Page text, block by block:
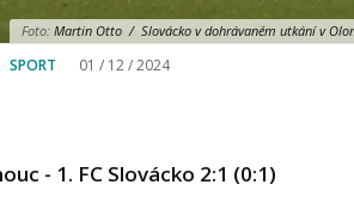
Foto: Martin Otto / Slovácko v dohrávaném utkání v
SPORT 01 / 12 / 2024
- 1. FC Slovácko 2:1 (0:1)